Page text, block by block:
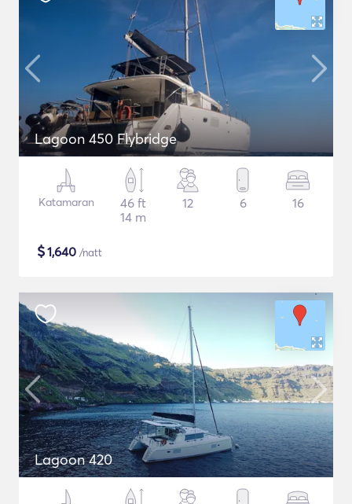
Lagoon 450 Flybridge
Katamaran
46 ft
14 m
12 6 16
$1,640 /natt
Lagoon 420